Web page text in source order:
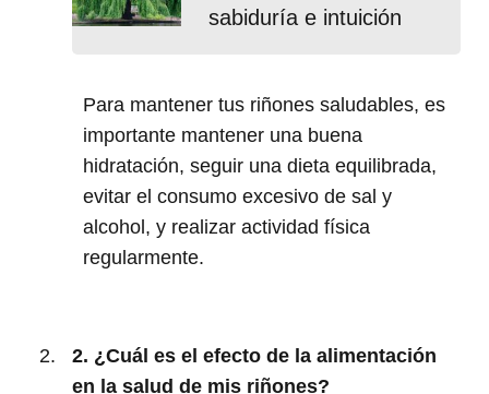
sabiduría e intuición
Para mantener tus riñones saludables, es
importante mantener una buena
hidratación, seguir una dieta equilibrada,
evitar el consumo excesivo de sal y
alcohol, y realizar actividad física
regularmente.
2. ¿Cuál es el efecto de la alimentación
en la salud de mis riñones?